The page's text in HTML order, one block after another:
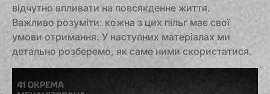
відчутно впливати на повсякденне життя.
Важливо розуміти: кожна з цих пільг має свої
умови отримання. У наступних матеріалах ми
детально розберемо, як саме ними скористатися.